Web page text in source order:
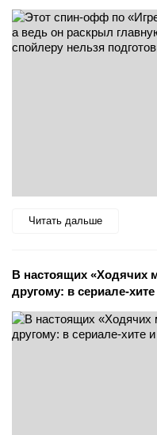
Читать дальше
В настоящих «Ходячих
другому: в сериале-